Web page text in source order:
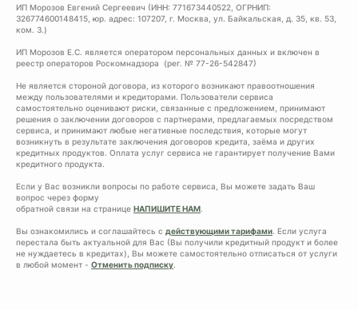
ИП Морозов Евгений Сергеевич (ИНН: 771673440522, ОГРНИП:
326774600148415, юр. адрес: 107207, г. Москва, ул. Байкальская, д. 35, кв. 53,
ком. 3.)
ИП Морозов Е.С. является оператором персональных данных и включен в
реестр операторов Роскомнадзора (рег. № 77-26-542847)
Не является стороной договора, из которого возникают правоотношения
между пользователями и кредиторами. Пользователи сервиса
самостоятельно оценивают риски, связанные с предложением, принимают
решения о заключении договоров с партнерами, предлагаемых посредством
сервиса, и принимают любые негативные последствия, которые могут
возникнуть в результате заключения договоров кредита, заёма и других
кредитных продуктов. Оплата услуг сервиса не гарантирует получение Вами
кредитного продукта.
Если у Вас возникли вопросы по работе сервиса, Вы можете задать Ваш
вопрос через форму
обратной связи на странице НАПИШИТЕ НАМ.
Вы ознакомились и соглашайтесь с действующими тарифами. Если услуга
перестала быть актуальной для Вас (Вы получили кредитный продукт и более
не нуждаетесь в кредитах), Вы можете самостоятельно отписаться от услуги
в любой момент - Отменить подписку.